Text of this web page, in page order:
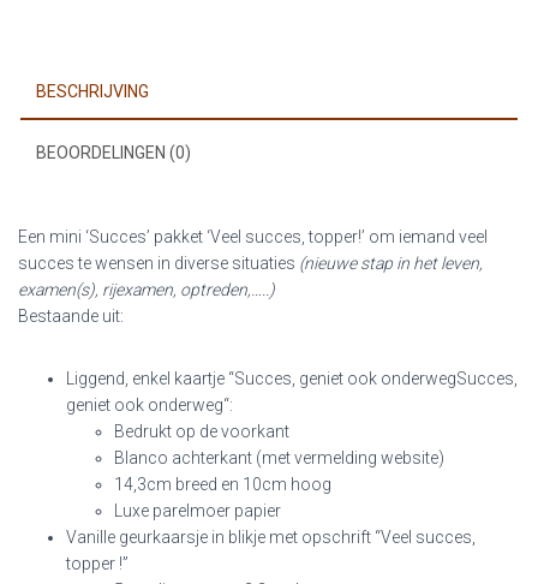
BESCHRIJVING
BEOORDELINGEN (0)
Een mini ‘Succes’ pakket ‘Veel succes, topper!’ om iemand veel
succes te wensen in diverse situaties (nieuwe stap in het leven,
examen(s), rijexamen, optreden,…..)
Bestaande uit:
Liggend, enkel kaartje “Succes, geniet ook onderwegSucces,
geniet ook onderweg“:
Bedrukt op de voorkant
Blanco achterkant (met vermelding website)
14,3cm breed en 10cm hoog
Luxe parelmoer papier
Vanille geurkaarsje in blikje met opschrift “Veel succes,
topper !”